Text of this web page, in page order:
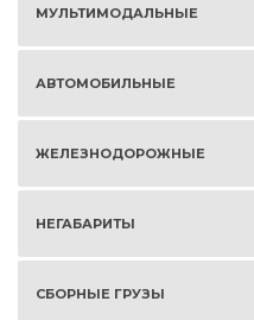
МУЛЬТИМОДАЛЬНЫЕ
АВТОМОБИЛЬНЫЕ
ЖЕЛЕЗНОДОРОЖНЫЕ
НЕГАБАРИТЫ
СБОРНЫЕ ГРУЗЫ